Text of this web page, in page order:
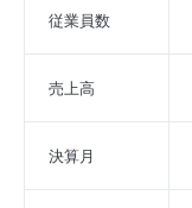
従業員数
売上高
決算月